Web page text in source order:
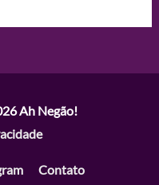
Ah Negão!
Contato